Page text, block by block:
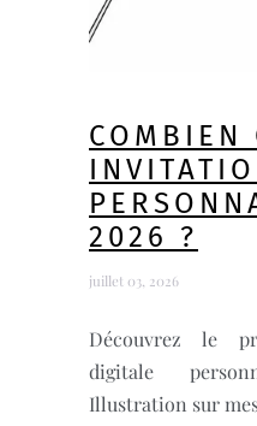
COMBIEN
2026 ?
juillet 03, 2026
Découvrez le
digitale
Illustration sur